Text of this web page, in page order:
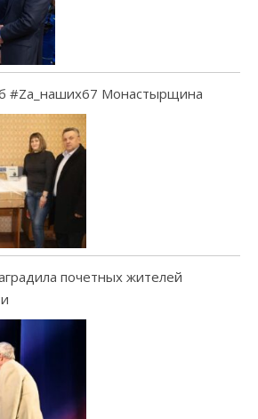
#Za_наших67 Монастырщина
почетных жителей